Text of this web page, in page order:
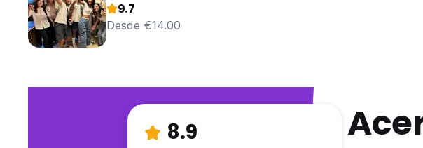
9.7
Desde €14.00
8.9